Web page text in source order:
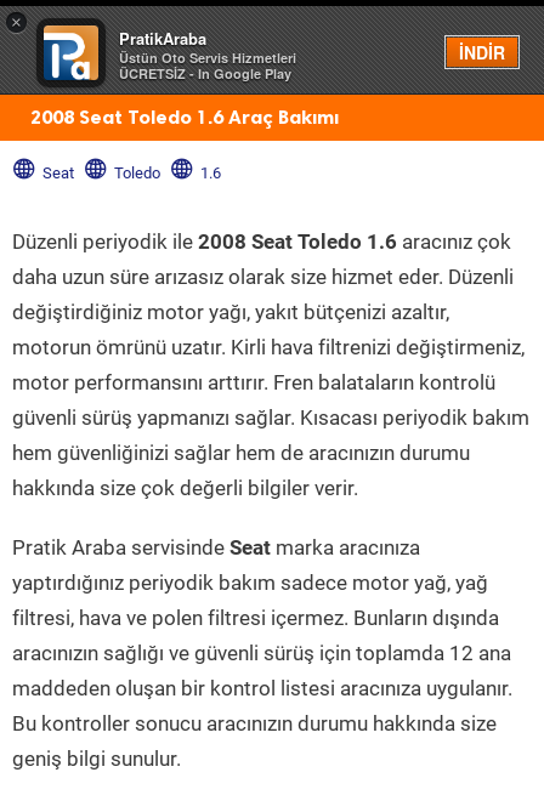
×
PratikAraba
Üstün Oto Servis Hizmetleri
ÜCRETSİZ - In Google Play
İNDİR
Menü
2008 Seat Toledo 1.6 Araç Bakımı
Seat Toledo 1.6
Düzenli periyodik ile 2008 Seat Toledo 1.6 aracınız çok
daha uzun süre arızasız olarak size hizmet eder. Düzenli
değiştirdiğiniz motor yağı, yakıt bütçenizi azaltır,
motorun ömrünü uzatır. Kirli hava filtrenizi değiştirmeniz,
motor performansını arttırır. Fren balataların kontrolü
güvenli sürüş yapmanızı sağlar. Kısacası periyodik bakım
hem güvenliğinizi sağlar hem de aracınızın durumu
hakkında size çok değerli bilgiler verir.
Pratik Araba servisinde Seat marka aracınıza
yaptırdığınız periyodik bakım sadece motor yağ, yağ
filtresi, hava ve polen filtresi içermez. Bunların dışında
aracınızın sağlığı ve güvenli sürüş için toplamda 12 ana
maddeden oluşan bir kontrol listesi aracınıza uygulanır.
Bu kontroller sonucu aracınızın durumu hakkında size
geniş bilgi sunulur.